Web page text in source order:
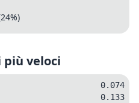
24%)
più veloci
0.074
0.133